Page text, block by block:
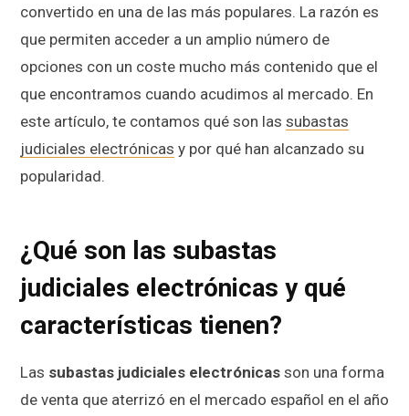
convertido en una de las más populares. La razón es
que permiten acceder a un amplio número de
opciones con un coste mucho más contenido que el
que encontramos cuando acudimos al mercado. En
este artículo, te contamos qué son las subastas
judiciales electrónicas y por qué han alcanzado su
popularidad.
¿Qué son las subastas
judiciales electrónicas y qué
características tienen?
Las subastas judiciales electrónicas son una forma
de venta que aterrizó en el mercado español en el año